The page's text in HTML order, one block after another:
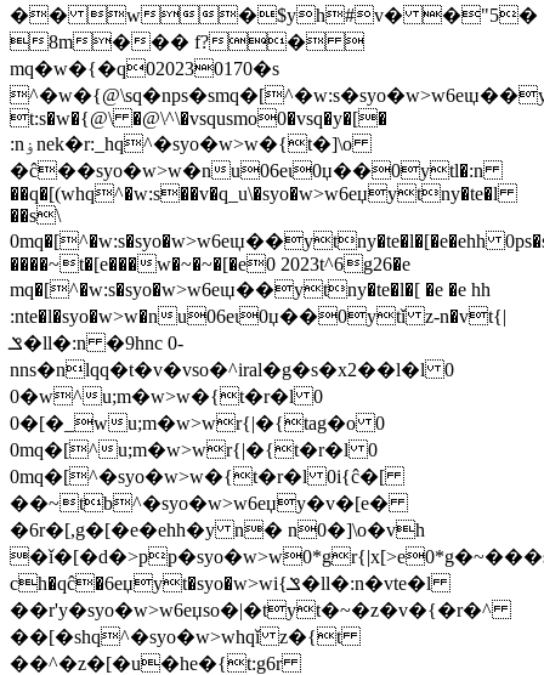
�� w�$yh#v� �"5�
8m��� f?� 
mq�w�{�q020230170�s
t:s�w�{@\ �@\^\�vsqusmo0�vsq�y�[�
:nۏnek�r:_hq^�syo�w>w�{t�]\o
�ĉ��syo�w>w�nu06eɩ0џ��0ytl�:n
��q�[(whq^�w:s��v�q_u\�syo�w>w6eџytny�te�l
��s\
0mq�[^�w:s�syo�w>w6eɩџ��ytny�te�l�[�e�ehh
����~t�[e���w�~�~�[�e0 2023t^6g26�e
mq�[^�w:s�syo�w>w6eɩџ��ytny�te�l�[ �e �e hh
:nte�l�syo�w>w�nu06eɩ0џ��0ytǐ z-n�vt{|
ݏ�ll�:n �9hnc 0-
nns�nlqq�t�v�vso�^iral�g�s�x2��l�l 0
0�w^u;m�w>w�{t�r�l 0
0�[�_wu;m�w>wr{|�{tag�o 0
0mq�[^u;m�w>wr{|�{t�r�l 0
0mq�[^�syo�w>w�{t�r�l 0i{ĉ�[
��~tb^�syo�w>w6eџy�v�[e�
�6r�[,g�[�e�ehh�y n� n0�]\o�vh
ch�qĉ�6eџyt�syo�w>wi{ݏ�ll�:n�vte�l
��r'y�syo�w>w6eџso�|�tyt�~�z�v�{�r�^
��[�shq^�syo�w>whqǐ z�{t
��^�z�[�u�he�{t:g6r